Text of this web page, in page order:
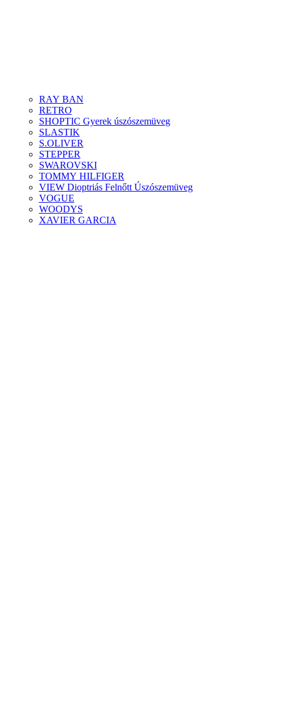
RAY BAN
RETRO
SHOPTIC Gyerek úszószemüveg
SLASTIK
S.OLIVER
STEPPER
SWAROVSKI
TOMMY HILFIGER
VIEW Dioptriás Felnőtt Úszószemüveg
VOGUE
WOODYS
XAVIER GARCIA